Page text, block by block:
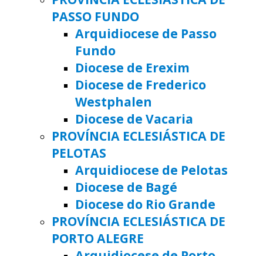
PASSO FUNDO
Arquidiocese de Passo
Fundo
Diocese de Erexim
Diocese de Frederico
Westphalen
Diocese de Vacaria
PROVÍNCIA ECLESIÁSTICA DE
PELOTAS
Arquidiocese de Pelotas
Diocese de Bagé
Diocese do Rio Grande
PROVÍNCIA ECLESIÁSTICA DE
PORTO ALEGRE